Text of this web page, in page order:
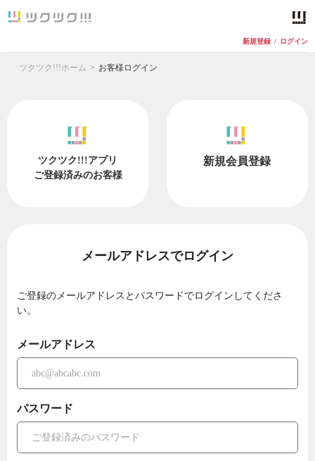
新規登録 / ログイン
ツクツク!!!ホーム お客様ログイン
ツクツク!!!アプリ
ご登録済みのお客様
新規会員登録
メールアドレスでログイン
ご登録のメールアドレスとパスワードでログインしてくださ
い。
メールアドレス
パスワード